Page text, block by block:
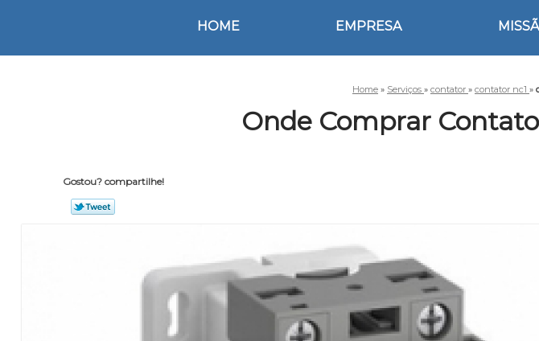
HOME EMPRESA
Home » Serviços » contator » contator nc1 »
Onde Comprar
Gostou? compartilhe!